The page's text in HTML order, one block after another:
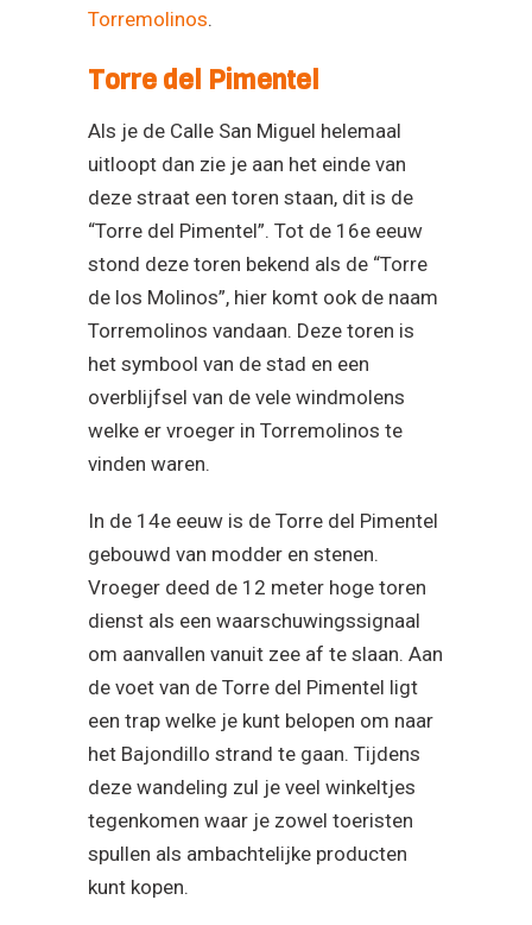
Torremolinos.
Torre del Pimentel
Als je de Calle San Miguel helemaal
uitloopt dan zie je aan het einde van
deze straat een toren staan, dit is de
“Torre del Pimentel”. Tot de 16e eeuw
stond deze toren bekend als de “Torre
de los Molinos”, hier komt ook de naam
Torremolinos vandaan. Deze toren is
het symbool van de stad en een
overblijfsel van de vele windmolens
welke er vroeger in Torremolinos te
vinden waren.
In de 14e eeuw is de Torre del Pimentel
gebouwd van modder en stenen.
Vroeger deed de 12 meter hoge toren
dienst als een waarschuwingssignaal
om aanvallen vanuit zee af te slaan. Aan
de voet van de Torre del Pimentel ligt
een trap welke je kunt belopen om naar
het Bajondillo strand te gaan. Tijdens
deze wandeling zul je veel winkeltjes
tegenkomen waar je zowel toeristen
spullen als ambachtelijke producten
kunt kopen.